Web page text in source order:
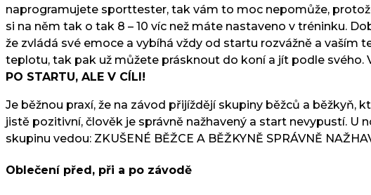
naprogramujete sporttester, tak vám to moc nepomůže,
si na něm tak o tak 8 – 10 víc než máte nastaveno v tréninku.
že zvládá své emoce a vybíhá vždy od startu rozvážně a
teplotu, tak pak už můžete prásknout do koní a jít podle
PO STARTU, ALE V CÍLI!
Je běžnou praxí, že na závod přijíždějí skupiny běžců a běžkyň,
jistě pozitivní, člověk je správně nažhavený a start nevypustí. U
skupinu vedou: ZKUŠENÉ BĚŽCE A BĚŽKYNĚ SPRÁVNĚ
Oblečení před, při a po závodě